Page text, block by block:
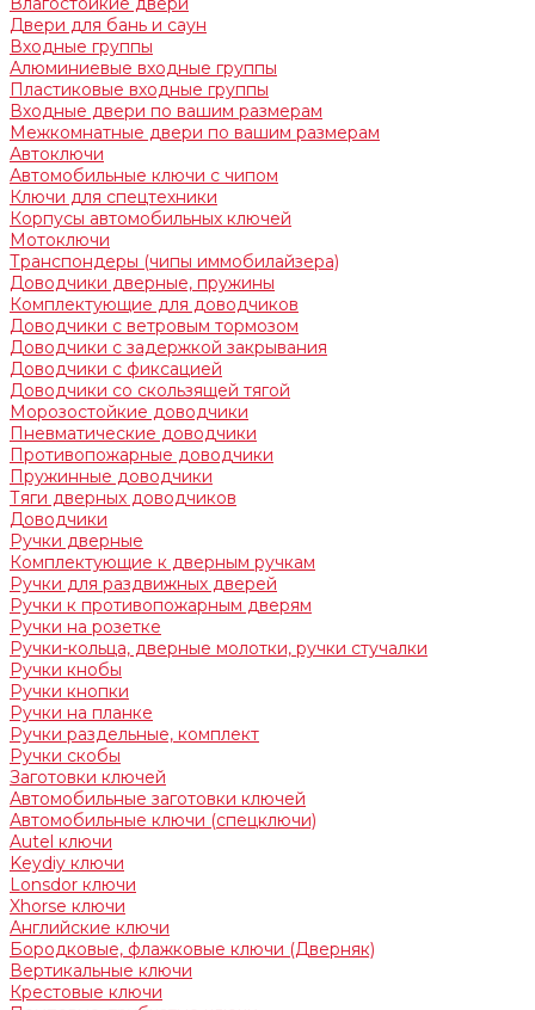
Двери для бань и саун
Входные группы
Алюминиевые входные группы
Пластиковые входные группы
Входные двери по вашим размерам
Межкомнатные двери по вашим размерам
Автоключи
Автомобильные ключи с чипом
Ключи для спецтехники
Корпусы автомобильных ключей
Мотоключи
Транспондеры (чипы иммобилайзера)
Доводчики дверные, пружины
Комплектующие для доводчиков
Доводчики с ветровым тормозом
Доводчики с задержкой закрывания
Доводчики с фиксацией
Доводчики со скользящей тягой
Морозостойкие доводчики
Пневматические доводчики
Противопожарные доводчики
Пружинные доводчики
Тяги дверных доводчиков
Доводчики
Ручки дверные
Комплектующие к дверным ручкам
Ручки для раздвижных дверей
Ручки к противопожарным дверям
Ручки на розетке
Ручки-кольца, дверные молотки, ручки стучалки
Ручки кнобы
Ручки кнопки
Ручки на планке
Ручки раздельные, комплект
Ручки скобы
Заготовки ключей
Автомобильные заготовки ключей
Автомобильные ключи (спецключи)
Autel ключи
Keydiy ключи
Lonsdor ключи
Xhorse ключи
Английские ключи
Бородковые, флажковые ключи (Дверняк)
Вертикальные ключи
Крестовые ключи